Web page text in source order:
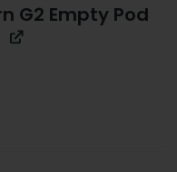
G2 Empty Pod